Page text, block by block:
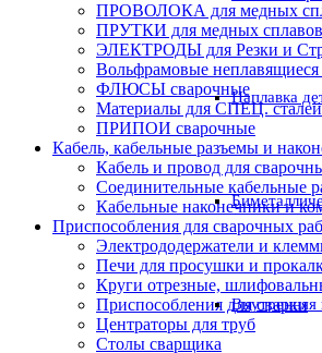
Наплавка
Внутренняя
ПРОВОЛОКА для медных
ПРУТКИ для медных сплавов
ЭЛЕКТРОДЫ для Резки и
Вольфрамовые неплавящиеся
ФЛЮСЫ сварочные
Материалы для СПЕЦ.
ПРИПОИ сварочные
Кабель, кабельные разъемы и
Кабель и провод для
Соединительные кабельные
Кабельные наконечники и
Приспособления для сварочных
Электрододержатели и
Печи для просушки и
Круги отрезные,
Приспособления для сварки
Центраторы для труб
Столы сварщика